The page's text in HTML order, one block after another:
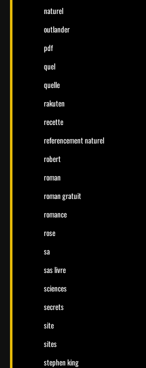
naturel
outlander
pdf
quel
quelle
rakuten
recette
referencement naturel
robert
roman
roman gratuit
romance
rose
sa
sas livre
sciences
secrets
site
sites
stephen king